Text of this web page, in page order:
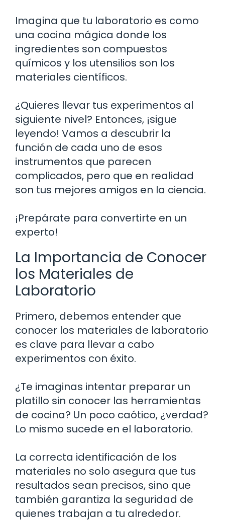
Imagina que tu laboratorio es como
una cocina mágica donde los
ingredientes son compuestos
químicos y los utensilios son los
materiales científicos.
¿Quieres llevar tus experimentos al
siguiente nivel? Entonces, ¡sigue
leyendo! Vamos a descubrir la
función de cada uno de esos
instrumentos que parecen
complicados, pero que en realidad
son tus mejores amigos en la ciencia.
¡Prepárate para convertirte en un
experto!
La Importancia de Conocer
los Materiales de
Laboratorio
Primero, debemos entender que
conocer los materiales de laboratorio
es clave para llevar a cabo
experimentos con éxito.
¿Te imaginas intentar preparar un
platillo sin conocer las herramientas
de cocina? Un poco caótico, ¿verdad?
Lo mismo sucede en el laboratorio.
La correcta identificación de los
materiales no solo asegura que tus
resultados sean precisos, sino que
también garantiza la seguridad de
quienes trabajan a tu alrededor.